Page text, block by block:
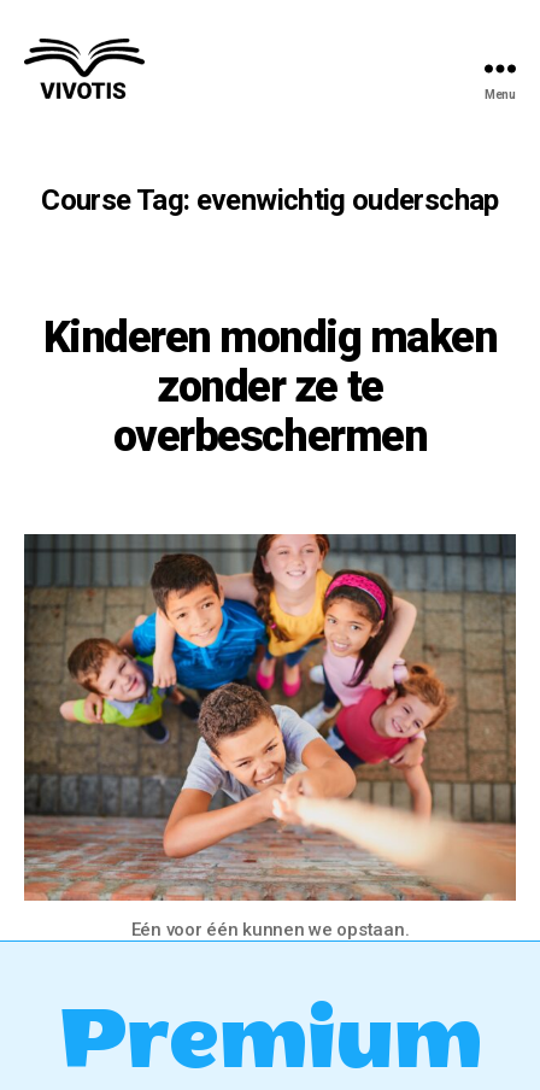
Menu
Course Tag: evenwichtig ouderschap
Kinderen mondig maken
zonder ze te
overbeschermen
Eén voor één kunnen we opstaan.
Premium